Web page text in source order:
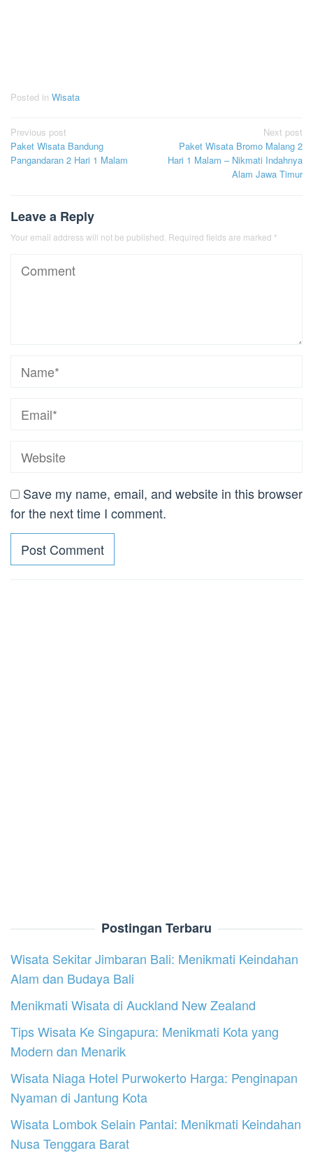
Posted in Wisata
Post
navigation
Previous post
Paket Wisata Bandung
Pangandaran 2 Hari 1 Malam
Next post
Paket Wisata Bromo Malang 2
Hari 1 Malam – Nikmati Indahnya
Alam Jawa Timur
Leave a Reply
Your email address will not be published. Required fields are marked *
Save my name, email, and website in this browser
for the next time I comment.
Postingan Terbaru
Wisata Sekitar Jimbaran Bali: Menikmati Keindahan
Alam dan Budaya Bali
Menikmati Wisata di Auckland New Zealand
Tips Wisata Ke Singapura: Menikmati Kota yang
Modern dan Menarik
Wisata Niaga Hotel Purwokerto Harga: Penginapan
Nyaman di Jantung Kota
Wisata Lombok Selain Pantai: Menikmati Keindahan
Nusa Tenggara Barat